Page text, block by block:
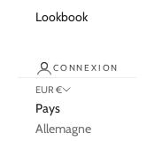
Lookbook
CONNEXION
EUR €
Pays
Allemagne